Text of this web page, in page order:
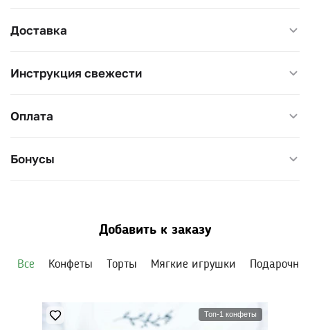
- Бутоны раскрываются постепенно, букет красив
- Универсальный выбор для любого случая.
Подходит для:
- Яркого акцента в интерьере.
Доставка
Инструкция свежести
Оплата
Бонусы
Добавить к заказу
Все Конфеты Торты Мягкие игрушки
Топ-1 конфеты